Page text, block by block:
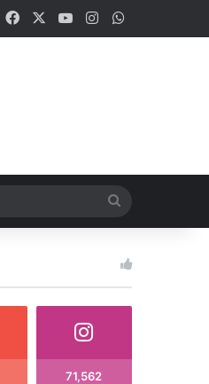
Facebook YouTubeInstagram
for
71,562